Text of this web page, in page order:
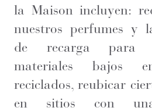
la Maison incluyen:
nuestros perfumes y
de recarga para
materiales bajos
reciclados, reubicar
en sitios con una